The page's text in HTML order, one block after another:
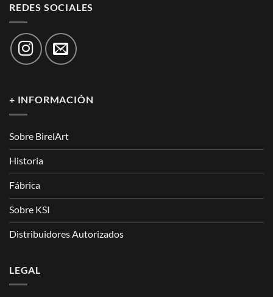
REDES SOCIALES
+ INFORMACIÓN
Sobre BirelArt
Historia
Fábrica
Sobre KSI
Distribuidores Autorizados
LEGAL